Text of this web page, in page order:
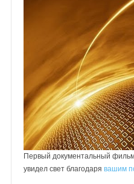
Первый документальный
увидел свет благодарявашим